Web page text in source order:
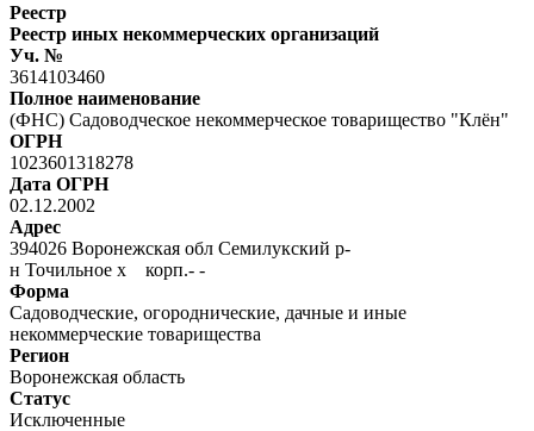
Реестр
Реестр иных некоммерческих организаций
Уч. №
3614103460
Полное наименование
(ФНС) Садоводческое некоммерческое товарищество "Клён"
ОГРН
1023601318278
Дата ОГРН
02.12.2002
Адрес
394026 Воронежская обл Семилукский р-
н Точильное х корп.- -
Форма
Садоводческие, огороднические, дачные и иные
некоммерческие товарищества
Регион
Воронежская область
Статус
Исключенные